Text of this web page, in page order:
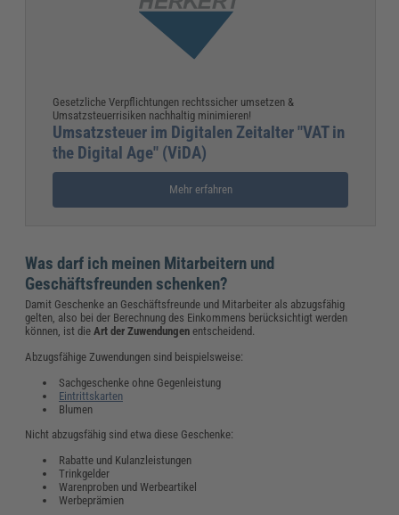
Gesetzliche Verpflichtungen rechtssicher umsetzen &
Umsatzsteuerrisiken nachhaltig minimieren!
Umsatzsteuer im Digitalen Zeitalter "VAT in
the Digital Age" (ViDA)
Mehr erfahren
Was darf ich meinen Mitarbeitern und
Geschäftsfreunden schenken?
Damit Geschenke an Geschäftsfreunde und Mitarbeiter als abzugsfähig
gelten, also bei der Berechnung des Einkommens berücksichtigt werden
können, ist dieArt der Zuwendungen entscheidend.
Abzugsfähige Zuwendungen sind beispielsweise:
Sachgeschenke ohne Gegenleistung
Eintrittskarten
Blumen
Nicht abzugsfähig sind etwa diese Geschenke:
Rabatte und Kulanzleistungen
Trinkgelder
Warenproben und Werbeartikel
Werbeprämien